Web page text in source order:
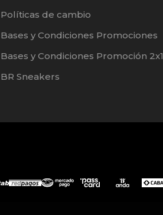
Políticas de cambio
Bases y Condiciones Promociones
Bases y Condiciones Promoción 2x1
BR Sneakers